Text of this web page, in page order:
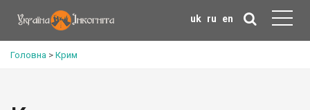
uk ru en
Головна > Крим